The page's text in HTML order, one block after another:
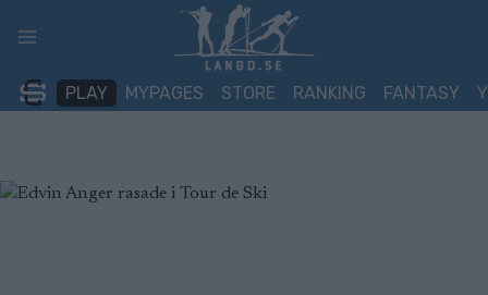
PLAY MYPAGES STORE RANKING FANTASY